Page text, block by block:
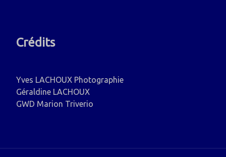
Crédits
Yves LACHOUX Photographie
Géraldine LACHOUX
GWD Marion Triverio